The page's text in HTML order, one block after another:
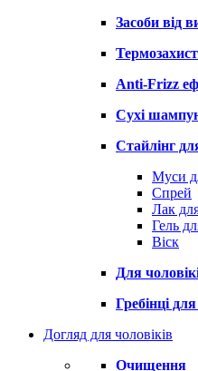
Засоби від
Термозахист
Anti-Frizz
Сухі
Стайлінг
Муси
Спрей
Лак
Гель
Віск
Для
Гребінці
Догляд для чоловіків
Очищення